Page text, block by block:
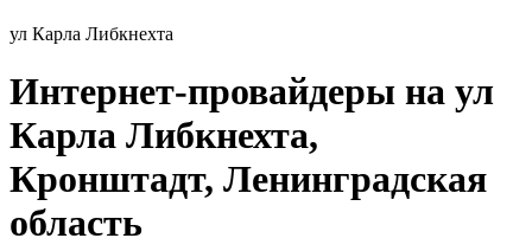
ул Карла Либкнехта
Интернет-провайдеры на ул
Карла Либкнехта,
Кронштадт, Ленинградская
область